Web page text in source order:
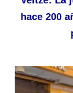
hace 200